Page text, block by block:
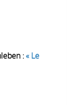
:« Le